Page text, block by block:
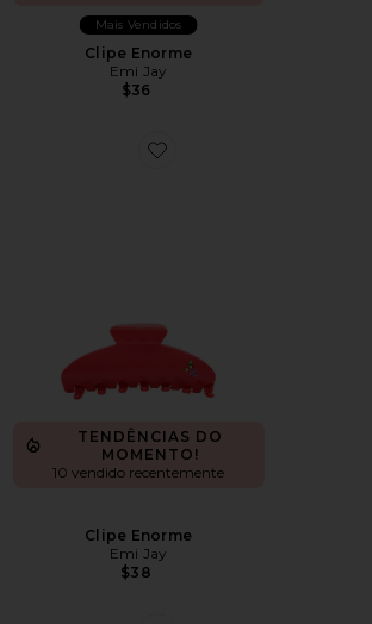
Mais Vendidos
Clipe Enorme
Emi Jay
$36
Favorite Clipe Enorme
TENDÊNCIAS DO
MOMENTO!
10 vendido recentemente
Clipe Enorme
Emi Jay
$38